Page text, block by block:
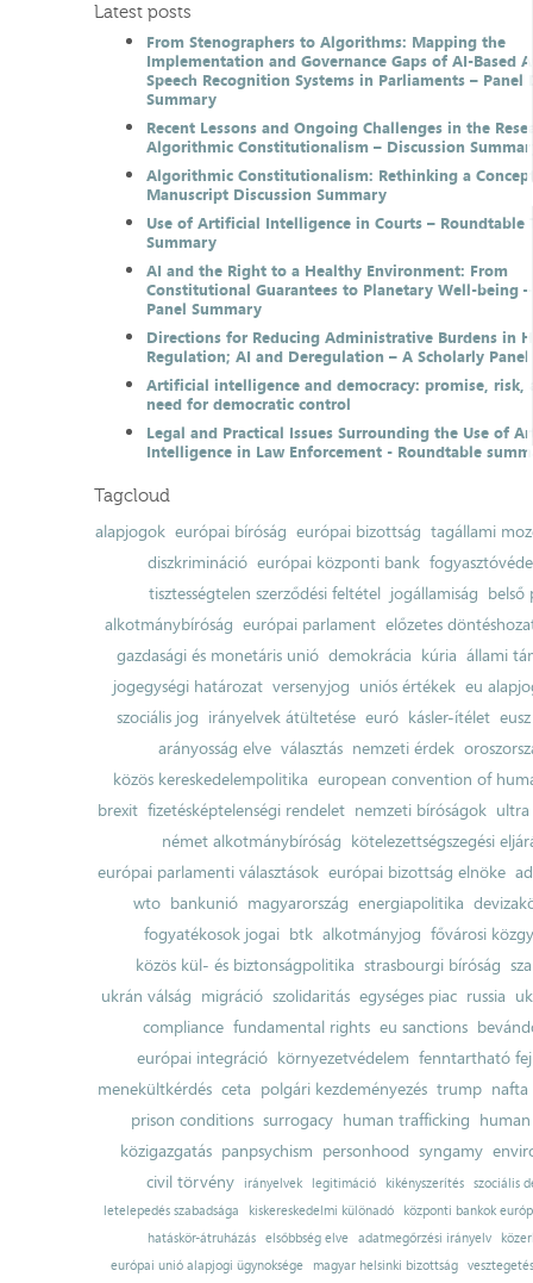
Latest posts
From Stenographers to Algorithms: Mapping the
Implementation and Governance Gaps of AI-Based
Speech Recognition Systems in Parliaments – Panel
Summary
Recent Lessons and Ongoing Challenges in the
Algorithmic Constitutionalism – Discussion
Algorithmic Constitutionalism: Rethinking a
Manuscript Discussion Summary
Use of Artificial Intelligence in Courts – Roundtable
Summary
AI and the Right to a Healthy Environment: From
Constitutional Guarantees to Planetary Well-being
Panel Summary
Directions for Reducing Administrative Burdens in
Regulation; AI and Deregulation – A Scholarly
Artificial intelligence and democracy: promise, risk,
need for democratic control
Legal and Practical Issues Surrounding the Use of
Intelligence in Law Enforcement - Roundtable
Tagcloud
alapjogok európai bíróság európai bizottság tagállami
diszkrimináció európai központi bank
tisztességtelen szerződési feltétel jogállamiság belső
alkotmánybíróság európai parlament előzetes
gazdasági és monetáris unió demokrácia kúria állami
jogegységi határozat versenyjog uniós értékek eu
szociális jog irányelvek átültetése euró kásler-ítélet
arányosság elve választás nemzeti érdek
közös kereskedelempolitika european convention of
brexit fizetésképtelenségi rendelet nemzeti bíróságok ultra
német alkotmánybíróság kötelezettségszegési
európai parlamenti választások európai bizottság elnöke
wto bankunió magyarország energiapolitika
fogyatékosok jogai btk alkotmányjog fővárosi
közös kül- és biztonságpolitika strasbourgi bíróság
ukrán válság migráció szolidaritás egységes piac russia
compliance fundamental rights eu sanctions
európai integráció környezetvédelem fenntartható
menekültkérdés ceta polgári kezdeményezés trump nafta
prison conditions surrogacy human trafficking
közigazgatás panpsychism personhood syngamy
civil törvény
irányelvek legitimáció kikényszerítés szociális
letelepedés szabadsága
kiskereskedelmi különadó
központi bankok
hatáskör-átruházás
elsőbbség elve adatmegőrzési irányelv
európai unió alapjogi ügynoksége
magyar helsinki bizottság
vesztegetés